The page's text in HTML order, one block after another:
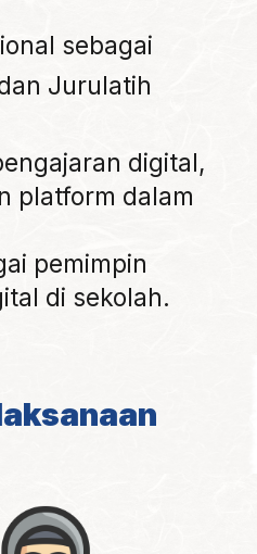
sebagai
Jurulatih
digital,
platform dalam
pemimpin
di sekolah.